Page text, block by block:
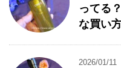
ってる
な買い
2026/01/11